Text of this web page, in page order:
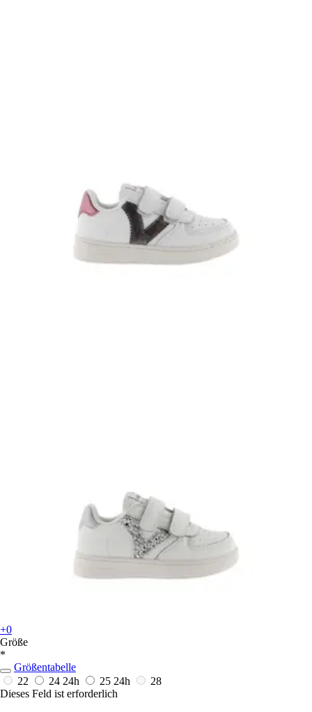
+0
Größe
*
Größentabelle
22
24 24h 25 24h
28
Dieses Feld ist erforderlich